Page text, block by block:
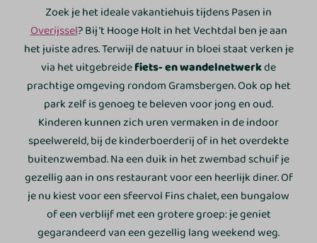
Zoek je het ideale vakantiehuis tijdens Pasen in
Overijssel? Bij 't Hooge Holt in het Vechtdal ben je aan
het juiste adres. Terwijl de natuur in bloei staat verken je
via het uitgebreidefiets- en wandelnetwerkde
prachtige omgeving rondom Gramsbergen. Ook op het
park zelf is genoeg te beleven voor jong en oud.
Kinderen kunnen zich uren vermaken in de indoor
speelwereld, bij de kinderboerderij of in het overdekte
buitenzwembad. Na een duik in het zwembad schuif je
gezellig aan in ons restaurant voor een heerlijk diner. Of
je nu kiest voor een sfeervol Fins chalet, een bungalow
of een verblijf met een grotere groep: je geniet
gegarandeerd van een gezellig lang weekend weg.